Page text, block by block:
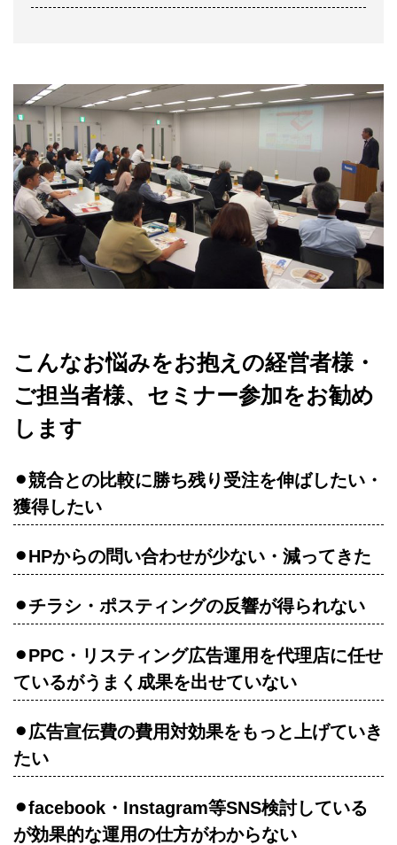
こんなお悩みをお抱えの経営者様・
ご担当者様、セミナー参加をお勧め
します
⚫︎競合との比較に勝ち残り受注を伸ばしたい・
獲得したい
⚫︎HPからの問い合わせが少ない・減ってきた
⚫︎チラシ・ポスティングの反響が得られない
⚫︎PPC・リスティング広告運用を代理店に任せ
ているがうまく成果を出せていない
⚫︎広告宣伝費の費用対効果をもっと上げていき
たい
⚫︎facebook・Instagram等SNS検討している
が効果的な運用の仕方がわからない